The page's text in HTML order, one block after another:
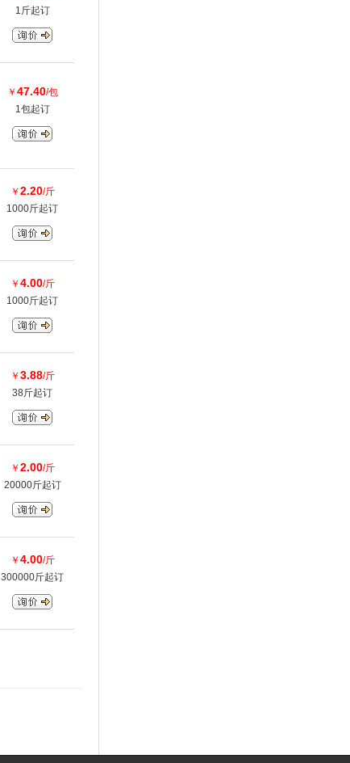
1斤起订
￥ 47.40/包
1包起订
￥ 2.20/斤
1000斤起订
￥ 4.00/斤
1000斤起订
￥ 3.88/斤
38斤起订
￥ 2.00/斤
20000斤起订
￥ 4.00/斤
300000斤起订